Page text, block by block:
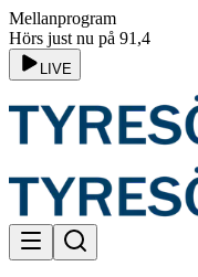
Mellanprogram
Hörs just nu på 91,4
LIVE